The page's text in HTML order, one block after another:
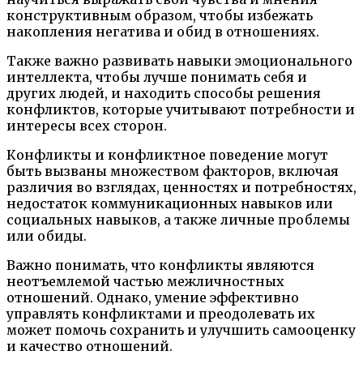
конструктивным образом, чтобы избежать
накопления негатива и обид в отношениях.
Также важно развивать навыки эмоционального
интеллекта, чтобы лучше понимать себя и
других людей, и находить способы решения
конфликтов, которые учитывают потребности и
интересы всех сторон.
Конфликты и конфликтное поведение могут
быть вызваны множеством факторов, включая
различия во взглядах, ценностях и потребностях,
недостаток коммуникационных навыков или
социальных навыков, а также личные проблемы
или обиды.
Важно понимать, что конфликты являются
неотъемлемой частью межличностных
отношений. Однако, умение эффективно
управлять конфликтами и преодолевать их
может помочь сохранить и улучшить самооценку
и качество отношений.